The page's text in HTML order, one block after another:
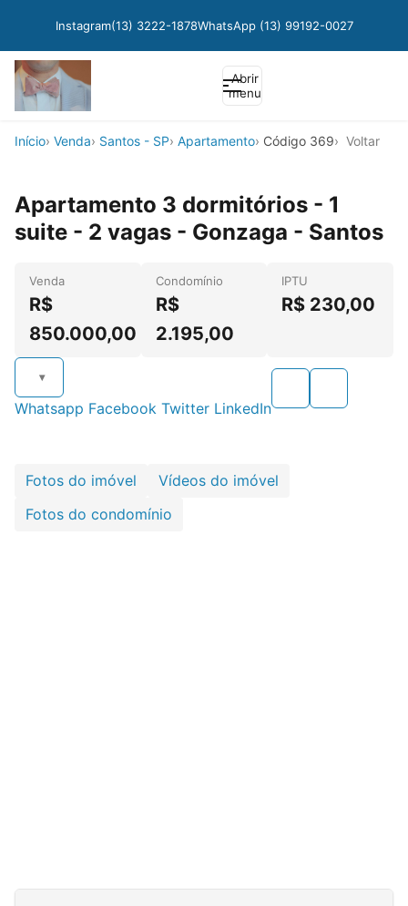
Instagram(13) 3222-1878WhatsApp (13) 99192-0027
Abrir
menu
Início Venda Santos - SP Apartamento Código 369 Voltar
Apartamento 3 dormitórios - 1
suite - 2 vagas - Gonzaga - Santos
Venda
R$
850.000,00
Condomínio
R$
2.195,00
IPTU
R$ 230,00
Whatsapp Facebook Twitter LinkedIn
Fotos do imóvel
Vídeos do imóvel
Fotos do condomínio